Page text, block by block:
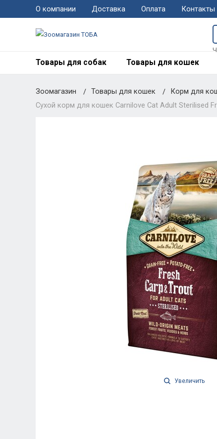
О компании Доставка Оплата Контакты
Товары для собак Товары для кошек
Зоомагазин Товары для кошек Корм для
Сухой корм для кошек Carnilove Cat Adult Sterilised
Увеличить